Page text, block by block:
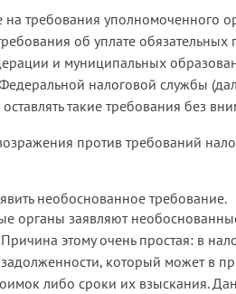
требования уполномоченного
об уплате
и муниципальных
налоговой службы
такие требования без
против требований
необоснованное требование.
органы заявляют
Причина этому очень простая: в
который может в
либо сроки их взыскания.